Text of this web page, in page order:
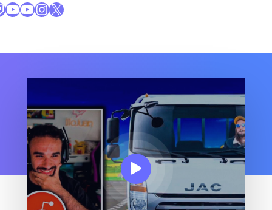
canal de Twitch de IlloJuan
Enlace al canal LMDShow de Youtube de IlloJuan
Enlace al canal IlloJuan de Youtube de IlloJuan
Enlace al perfil de Instagram de IlloJuan
X